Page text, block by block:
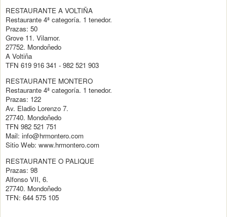
RESTAURANTE A VOLTIÑA
Restaurante 4ª categoría. 1 tenedor.
Prazas: 50
Grove 11. Vilamor.
27752. Mondoñedo
A Voltiña
TFN 619 916 341 - 982 521 903
RESTAURANTE MONTERO
Restaurante 4ª categoría. 1 tenedor.
Prazas: 122
Av. Eladio Lorenzo 7.
27740. Mondoñedo
TFN 982 521 751
Mail: info@hrmontero.com
Sitio Web: www.hrmontero.com
RESTAURANTE O PALIQUE
Prazas: 98
Alfonso VII, 6.
27740. Mondoñedo
TFN: 644 575 105